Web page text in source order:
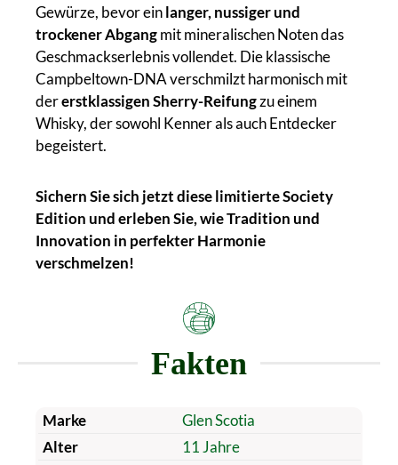
Gewürze, bevor einlanger, nussiger und
trockener Abgangmit mineralischen Noten das
Geschmackserlebnis vollendet. Die klassische
Campbeltown-DNA verschmilzt harmonisch mit
dererstklassigen Sherry-Reifungzu einem
Whisky, der sowohl Kenner als auch Entdecker
begeistert.
Sichern Sie sich jetzt diese limitierte Society
Edition und erleben Sie, wie Tradition und
Innovation in perfekter Harmonie
verschmelzen!
Fakten
Marke
Glen Scotia
Alter
11 Jahre